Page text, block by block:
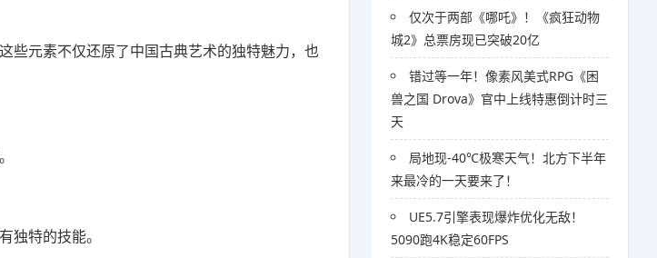
些元素不仅还原了中国古典艺术的独特魅力，也
独特的技能。
仅次于两部《哪吒》！《疯狂动物
城2》总票房现已突破20亿
错过等一年！像素风美式RPG《困
兽之国 Drova》官中上线特惠倒计时三
天
局地现-40℃极寒天气！北方下半年
来最冷的一天要来了！
UE5.7引擎表现爆炸优化无敌！
5090跑4K稳定60FPS